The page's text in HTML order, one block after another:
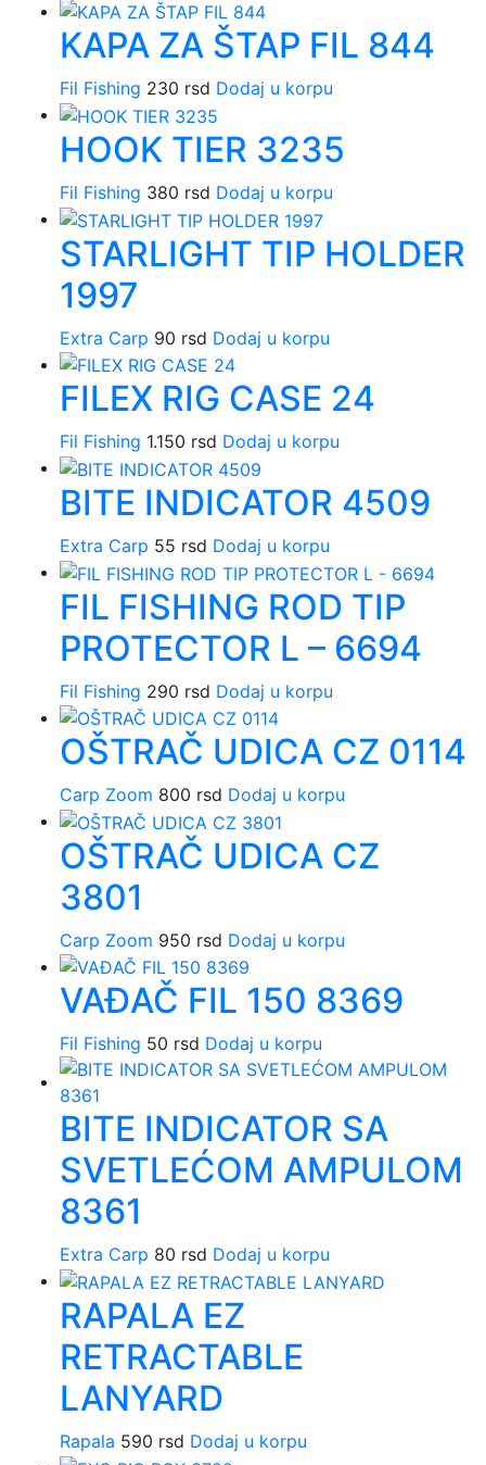
KAPA ZA ŠTAP FIL 844
Fil Fishing 230 rsd Dodaj u korpu
HOOK TIER 3235
Fil Fishing 380 rsd Dodaj u korpu
STARLIGHT TIP HOLDER
1997
Extra Carp 90 rsd Dodaj u korpu
FILEX RIG CASE 24
Fil Fishing 1.150 rsd Dodaj u korpu
BITE INDICATOR 4509
Extra Carp 55 rsd Dodaj u korpu
FIL FISHING ROD TIP
PROTECTOR L – 6694
Fil Fishing 290 rsd Dodaj u korpu
OŠTRAČ UDICA CZ 0114
Carp Zoom 800 rsd Dodaj u korpu
OŠTRAČ UDICA CZ
3801
Carp Zoom 950 rsd Dodaj u korpu
VAĐAČ FIL 150 8369
Fil Fishing 50 rsd Dodaj u korpu
BITE INDICATOR SA
SVETLEĆOM AMPULOM
8361
Extra Carp 80 rsd Dodaj u korpu
RAPALA EZ
RETRACTABLE
LANYARD
Rapala 590 rsd Dodaj u korpu